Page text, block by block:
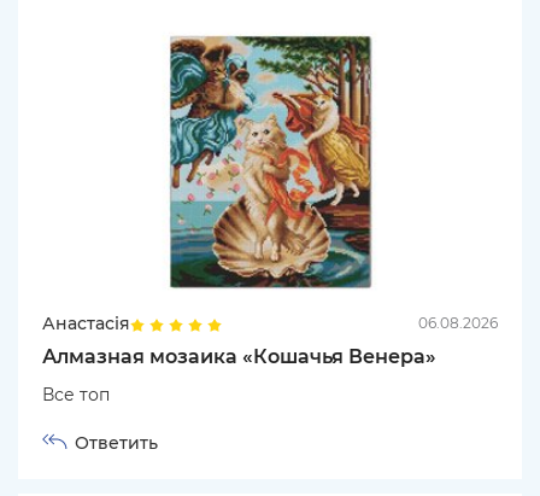
Анастасія 06.08.2026
Алмазная мозаика «Кошачья Венера»
Все топ
Ответить